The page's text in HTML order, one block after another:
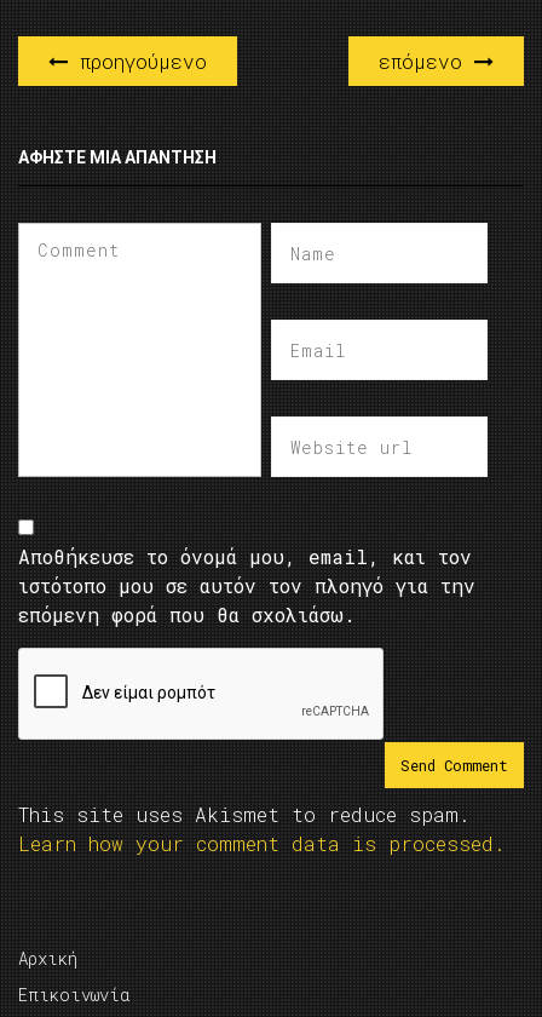
προηγούμενο επόμενο
ΑΦΉΣΤΕ ΜΙΑ ΑΠΆΝΤΗΣΗ
Αποθήκευσε το όνομά μου, email, και τον
ιστότοπο μου σε αυτόν τον πλοηγό για την
επόμενη φορά που θα σχολιάσω.
This site uses Akismet to reduce spam.
Learn how your comment data is processed.
Αρχική
Επικοινωνία